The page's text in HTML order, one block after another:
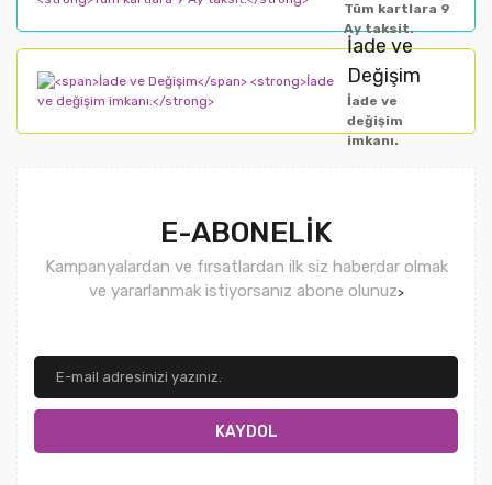
Tüm kartlara 9
Ay taksit.
İade ve
Değişim
İade ve
değişim
imkanı.
E-ABONELİK
Kampanyalardan ve fırsatlardan ilk siz haberdar olmak
ve yararlanmak istiyorsanız abone olunuz>
KAYDOL